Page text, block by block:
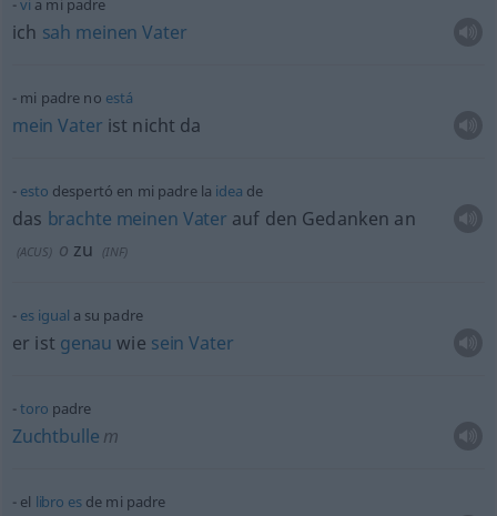
vi a mi padre
ich sah meinen Vater
mi padre no está
mein Vater ist nicht da
esto despertó en mi padre la idea de
das brachte meinen Vater auf den Gedanken an
(ACUS) o zu (INF)
es igual a su padre
er ist genau wie sein Vater
toro padre
Zuchtbulle m
el libro esde mi padre